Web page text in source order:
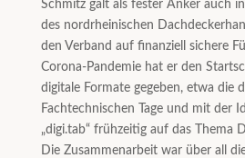
Schmitz galt als fester Anker auch
des nordrheinischen
den Verband auf finanziell sichere
Corona-Pandemie hat er den
digitale Formate gegeben, etwa die
Fachtechnischen Tage und mit der
„digi.tab“ frühzeitig auf das Thema
Die Zusammenarbeit war über all